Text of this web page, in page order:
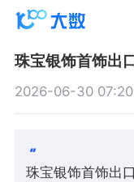
珠宝银饰首饰出
2026-06-30
珠宝银饰首饰出